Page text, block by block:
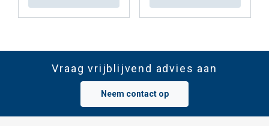
Vraag vrijblijvend advies aan
Neem contact op